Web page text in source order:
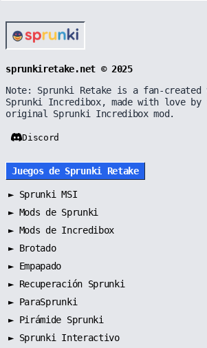
sprunkiretake.net © 2025
Note: Sprunki Retake is a fan-created
Sprunki Incredibox, made with love
original Sprunki Incredibox mod.
Discord
Juegos de Sprunki Retake
► Sprunki MSI
► Mods de Sprunki
► Mods de Incredibox
► Brotado
► Empapado
► Recuperación Sprunki
► ParaSprunki
► Pirámide Sprunki
► Sprunki Interactivo